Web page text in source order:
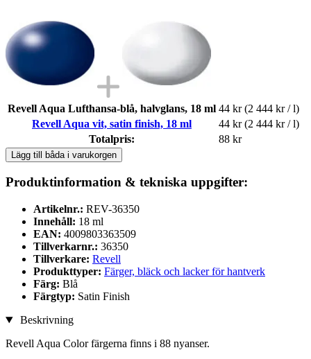
Revell Aqua Lufthansa-blå, halvglans, 18 ml 44 kr (2 444 kr / l)
Revell Aqua vit, satin finish, 18 ml
44 kr (2 444 kr / l)
Totalpris:
88 kr
Lägg till båda i varukorgen
Produktinformation & tekniska uppgifter:
Artikelnr.: REV-36350
Innehåll: 18 ml
EAN: 4009803363509
Tillverkarnr.: 36350
Tillverkare: Revell
Produkttyper: Färger, bläck och lacker för hantverk
Färg: Blå
Färgtyp: Satin Finish
Beskrivning
Revell Aqua Color färgerna finns i 88 nyanser.